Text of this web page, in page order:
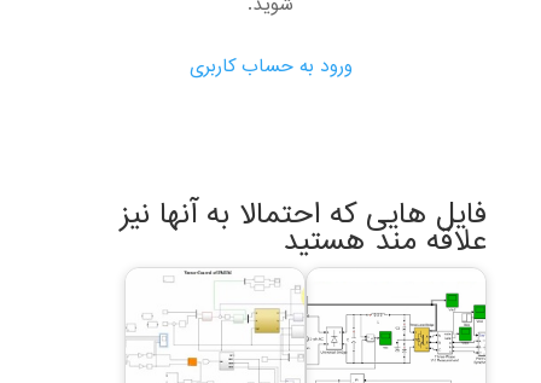
ورود به حساب کاربری
فایل هایی که احتمالا به آنها نیز
علاقه مند هستید